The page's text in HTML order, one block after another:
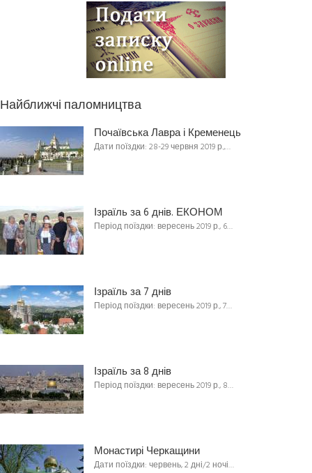
Найближчі паломництва
Почаївська Лавра і Кременець
Дати поїздки: 28-29 червня 2019 р.,…
Ізраїль за 6 днів. ЕКОНОМ
Період поїздки: вересень 2019 р., 6…
Ізраїль за 7 днів
Період поїздки: вересень 2019 р., 7…
Ізраїль за 8 днів
Період поїздки: вересень 2019 р., 8…
Монастирі Черкащини
Дати поїздки: червень, 2 дні/2 ночі…